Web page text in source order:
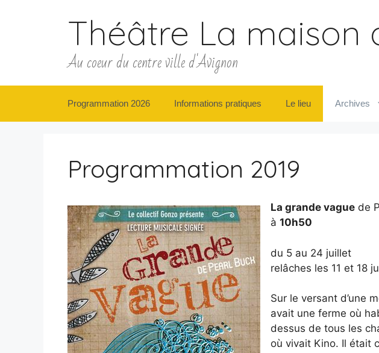
Théâtre La maison
Au coeur du centre ville d'Avignon
Programmation 2026 Informations pratiques Le lieu Archives
Programmation 2019
La grande vague de
à 10h50
du 5 au 24 juillet
relâches les 11 et 18
Sur le versant d’une
avait une ferme où
dessus de tous les
où vivait Kino. Il était